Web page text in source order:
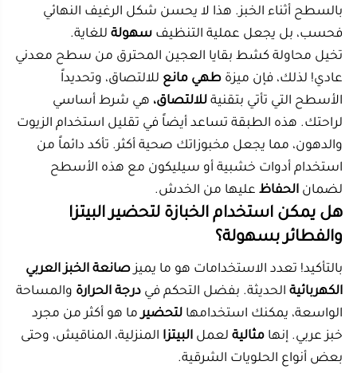
بالتأكيد! تعدد الاستخدامات هو ما يميز
صانعة الخبز العربي
الكهربائيةالحديثة. بفضل التحكم فيدرجة الحرارة
الواسعة، يمكنك استخدامهالتحضيرما هو أكثر من مجرد
خبز عربي. إنهامثاليةلعملالبيتزاالمنزلية، المناقيش، وحتى
بعض أنواع الحلويات الشرقية.
يمكنك وضع عجينة البيتزا مباشرة على السطح الساخن،
وستحصل على قاعدة مقرمشة ونضج مثالي للمكونات
العلوية. بعض الموديلات تأتي مع نافذة زجاجية تسمح لك
بمراقبة الطعام، مما يجعلها جهازاً شاملاً
أساسياً من قائمة طعامك اليومية. إن القدرة على
الخبز والمعجنات المختلفة بجهاز واحد يوفر عليك تكاليف
شراء أجهزة متعددة.